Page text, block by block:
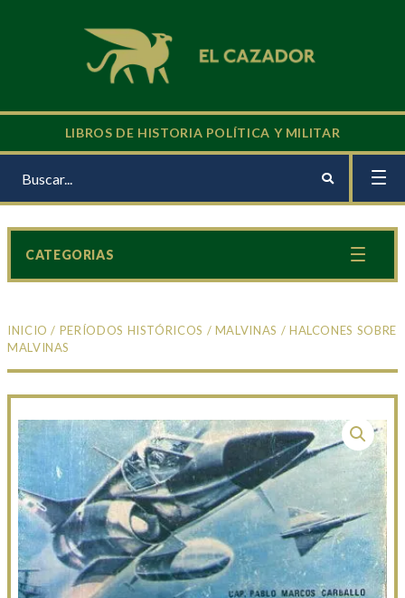
LIBROS DE HISTORIA POLÍTICA Y MILITAR
INICIO / PERÍODOS HISTÓRICOS / MALVINAS / HALCONES SOBRE
MALVINAS
CATEGORIAS